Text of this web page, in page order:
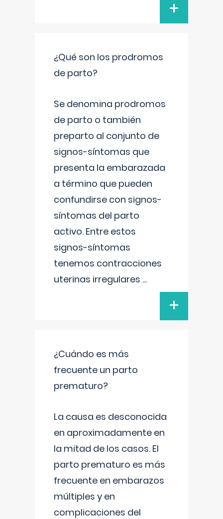
+
¿Qué son los prodromos
de parto?
Se denomina prodromos
de parto o también
preparto al conjunto de
signos-síntomas que
presenta la embarazada
a término que pueden
confundirse con signos-
síntomas del parto
activo. Entre estos
signos-síntomas
tenemos contracciones
uterinas irregulares ...
+
¿Cuándo es más
frecuente un parto
prematuro?
La causa es desconocida
en aproximadamente en
la mitad de los casos. El
parto prematuro es más
frecuente en embarazos
múltiples y en
complicaciones del